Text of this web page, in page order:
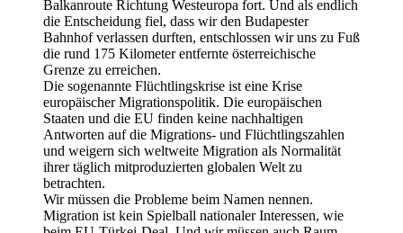
Balkanroute Richtung Westeuropa fort. Und als endlich
die Entscheidung fiel, dass wir den Budapester
Bahnhof verlassen durften, entschlossen wir uns zu Fuß
die rund 175 Kilometer entfernte österreichische
Grenze zu erreichen.
Die sogenannte Flüchtlingskrise ist eine Krise
europäischer Migrationspolitik. Die europäischen
Staaten und die EU finden keine nachhaltigen
Antworten auf die Migrations- und Flüchtlingszahlen
und weigern sich weltweite Migration als Normalität
ihrer täglich mitproduzierten globalen Welt zu
betrachten.
Wir müssen die Probleme beim Namen nennen.
Migration ist kein Spielball nationaler Interessen, wie